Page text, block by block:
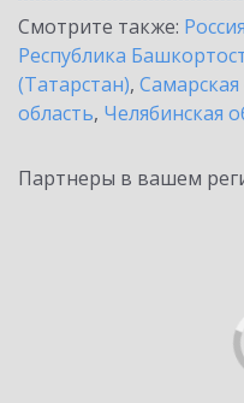
Смотрите также: Россия
Республика
(Татарстан), Самарская
область, Челябинская
Партнеры в вашем